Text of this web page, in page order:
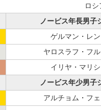
ロシ
ノービス年長男子
ゲルマン・レ
ヤロスラフ・フ
イリヤ・マリ
ノービス年少男子
アルチョム・フ